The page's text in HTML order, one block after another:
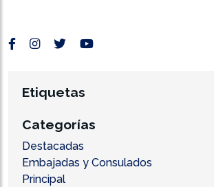
Etiquetas
Categorías
Destacadas
Embajadas y Consulados
Principal